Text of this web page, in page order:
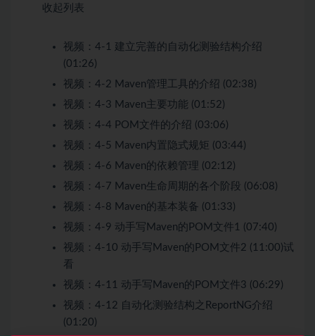
收起列表
视频： 4-1 建立完善的自动化测验结构介绍
(01:26)
视频： 4-2 Maven管理工具的介绍 (02:38)
视频： 4-3 Maven主要功能 (01:52)
视频： 4-4 POM文件的介绍 (03:06)
视频： 4-5 Maven内置隐式规矩 (03:44)
视频： 4-6 Maven的依赖管理 (02:12)
视频： 4-7 Maven生命周期的各个阶段 (06:08)
视频： 4-8 Maven的基本装备 (01:33)
视频： 4-9 动手写Maven的POM文件1 (07:40)
视频： 4-10 动手写Maven的POM文件2 (11:00)试
看
视频： 4-11 动手写Maven的POM文件3 (06:29)
视频： 4-12 自动化测验结构之ReportNG介绍
(01:20)